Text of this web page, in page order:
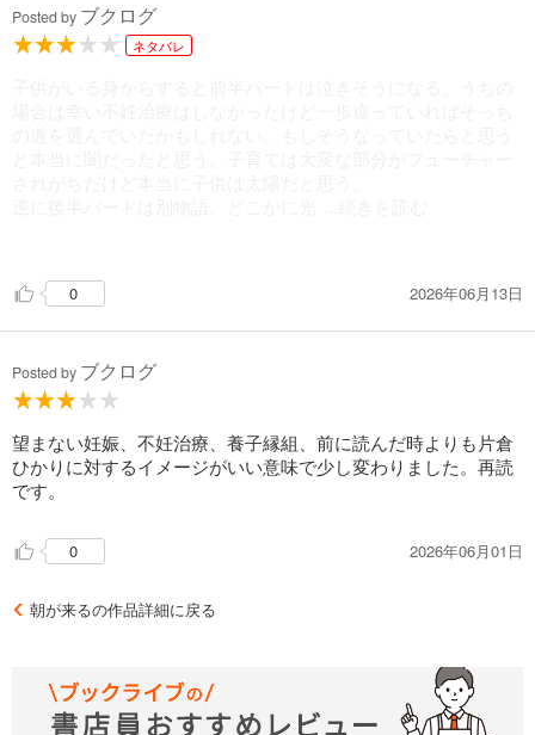
Posted by ブクログ
ネタバレ
う。辻村深月だなあと思うのが、ひかりが完全な被害者ではな
いところ。ある種の傲慢さや不器用さがあるから共感もしきれ
少しモヤモヤはしている。
0 2026年06月13日
Posted by ブクログ
望まない妊娠、不妊治療、養子縁組、前に読んだ時よりも片倉
ひかりに対するイメージがいい意味で少し変わりました。再読
です。
0 2026年06月01日
朝が来るの作品詳細に戻る